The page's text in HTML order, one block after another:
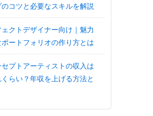
のコツと必要なスキルを解説
クトデザイナー向け｜魅力
ポートフォリオの作り方とは
セプトアーティストの収入は
くらい？年収を上げる方法と